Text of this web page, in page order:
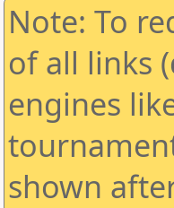
Note: To
of all links
engines
shown